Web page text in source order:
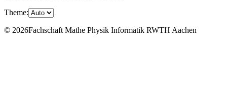
Theme:
© 2026Fachschaft Mathe Physik Informatik RWTH Aachen